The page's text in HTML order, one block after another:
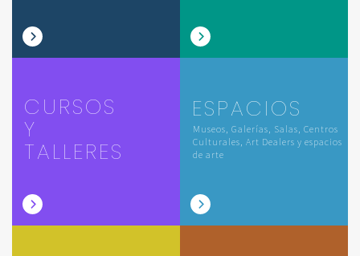
CURSOS
Y
TALLERES
ESPACIOS
Museos, Galerías, Salas, Centros
Culturales, Art Dealers y espacios
de arte